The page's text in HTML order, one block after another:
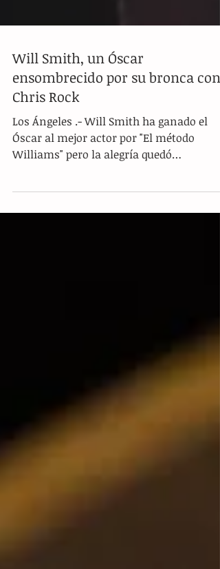
Will Smith, un Óscar
ensombrecido por su bronca con
Chris Rock
Los Ángeles .- Will Smith ha ganado el
Óscar al mejor actor por "El método